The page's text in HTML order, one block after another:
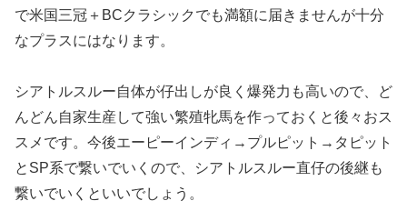
で米国三冠＋BCクラシックでも満額に届きませんが十分
なプラスにはなります。
シアトルスルー自体が仔出しが良く爆発力も高いので、ど
んどん自家生産して強い繁殖牝馬を作っておくと後々おス
スメです。今後エーピーインディ→プルピット→タピット
とSP系で繋いでいくので、シアトルスルー直仔の後継も
繋いでいくといいでしょう。